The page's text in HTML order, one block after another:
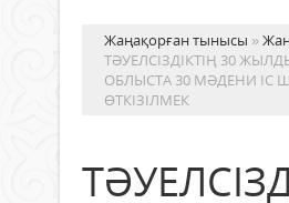
Жаңақорған тынысы »
ТӘУЕЛСІЗДІКТІҢ 30
ОБЛЫСТА 30 МӘДЕНИ ІС
ӨТКІЗІЛМЕК